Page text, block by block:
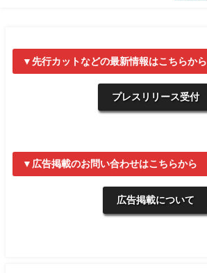
▼先行カットなどの最新情報はこちらから
プレスリリース受付
▼広告掲載のお問い合わせはこちらから
広告掲載について